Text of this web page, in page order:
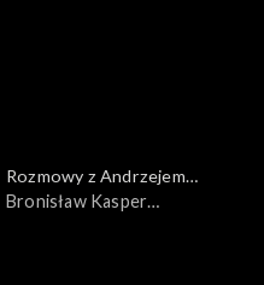
Rozmowy z Andrzejem
Doboszem
Bronisław Kasper